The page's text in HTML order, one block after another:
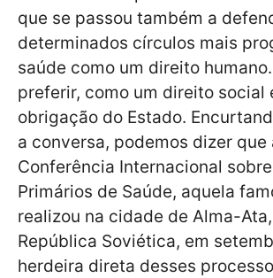
que se passou também a
determinados círculos mais
saúde como um direito
preferir, como um direito social
obrigação do Estado.
a conversa, podemos dizer que
Conferência Internacional
Primários de Saúde, aquela
realizou na cidade de Alma-
República Soviética, em
herdeira direta desses